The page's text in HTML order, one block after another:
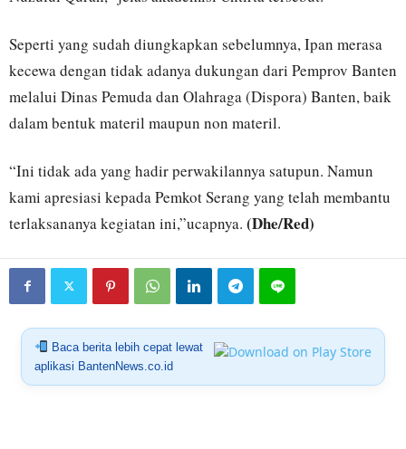
Seperti yang sudah diungkapkan sebelumnya, Ipan merasa
kecewa dengan tidak adanya dukungan dari Pemprov Banten
melalui Dinas Pemuda dan Olahraga (Dispora) Banten, baik
dalam bentuk materil maupun non materil.
“Ini tidak ada yang hadir perwakilannya satupun. Namun
kami apresiasi kepada Pemkot Serang yang telah membantu
terlaksananya kegiatan ini,”ucapnya. (Dhe/Red)
Baca berita lebih cepat lewat
aplikasi BantenNews.co.id